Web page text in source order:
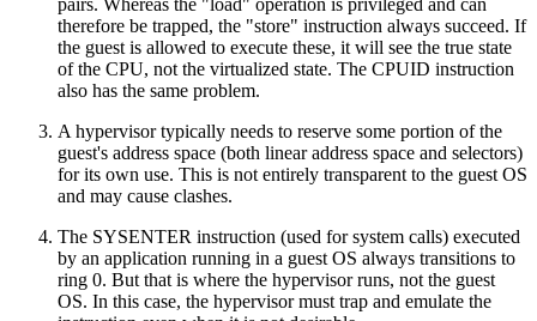
therefore be trapped, the "store" instruction always succeed. If
the guest is allowed to execute these, it will see the true state
of the CPU, not the virtualized state. The CPUID instruction
also has the same problem.
A hypervisor typically needs to reserve some portion of the
guest's address space (both linear address space and selectors)
for its own use. This is not entirely transparent to the guest OS
and may cause clashes.
The SYSENTER instruction (used for system calls) executed
by an application running in a guest OS always transitions to
ring 0. But that is where the hypervisor runs, not the guest
OS. In this case, the hypervisor must trap and emulate the